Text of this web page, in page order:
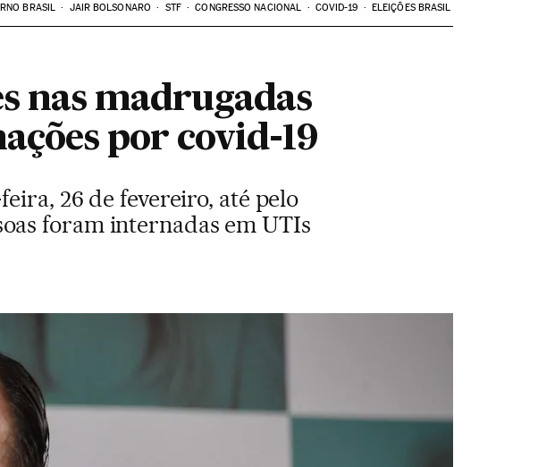
BRASIL JAIR BOLSONARO STF CONGRESSO NACIONAL COVID-19 ELEIÇÕES BRASIL
nas madrugadas
por covid-19
26 de fevereiro, até pelo
foram internadas em UTIs